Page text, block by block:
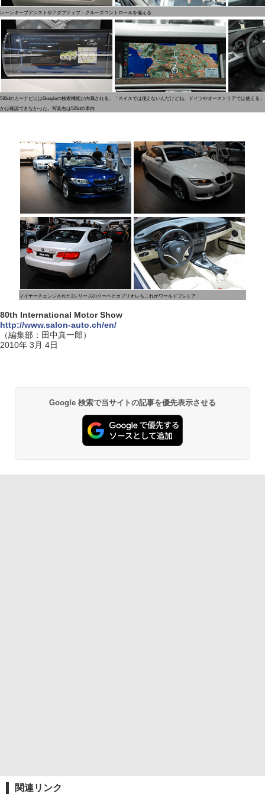
レーンキープアシストやアダプティブ・クルーズコントロールを備える
530dのカーナビにはGoogleの検索機能が内蔵される。「スイスでは使えないんだけどね、ドイツやオーストリアでは使える
かは確認できなかった。写真右は520dの車内
マイナーチェンジされた3シリーズのクーペとカブリオレもこれがワールドプレミア
80th International Motor Show
http://www.salon-auto.ch/en/
（編集部：田中真一郎）
2010年 3月 4日
Google 検索で当サイトの記事を優先表示させる
関連リンク